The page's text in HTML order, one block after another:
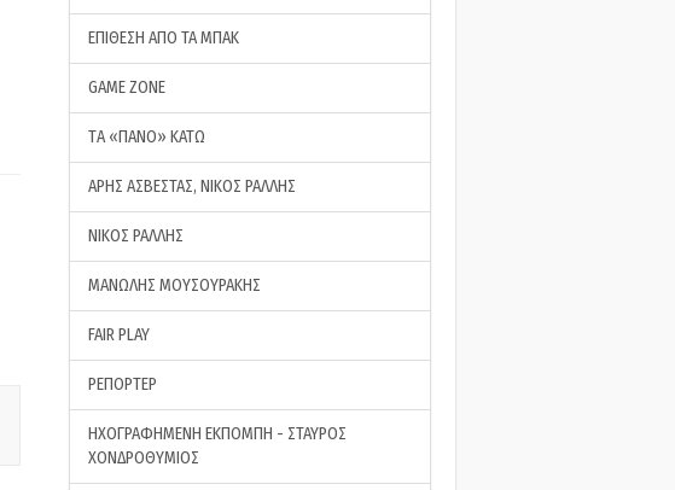
ΕΠΙΘΕΣΗ ΑΠΟ ΤΑ ΜΠΑΚ
GAME ZONE
ΤA «ΠΑΝΟ» ΚΑΤΩ
ΑΡΗΣ ΑΣΒΕΣΤΑΣ, ΝΙΚΟΣ ΡΑΛΛΗΣ
ΝΙΚΟΣ ΡΑΛΛΗΣ
ΜΑΝΩΛΗΣ ΜΟΥΣΟΥΡΑΚΗΣ
FAIR PLAY
ΡΕΠΟΡΤΕΡ
ΗΧΟΓΡΑΦΗΜΕΝΗ ΕΚΠΟΜΠΗ - ΣΤΑΥΡΟΣ
ΧΟΝΔΡΟΘΥΜΙΟΣ